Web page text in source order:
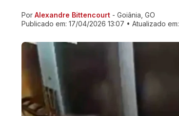
Ir direto pra matéria
Por Alexandre Bittencourt - Goiânia, GO
Publicado em: 17/04/2026 13:07 • Atualizado em: